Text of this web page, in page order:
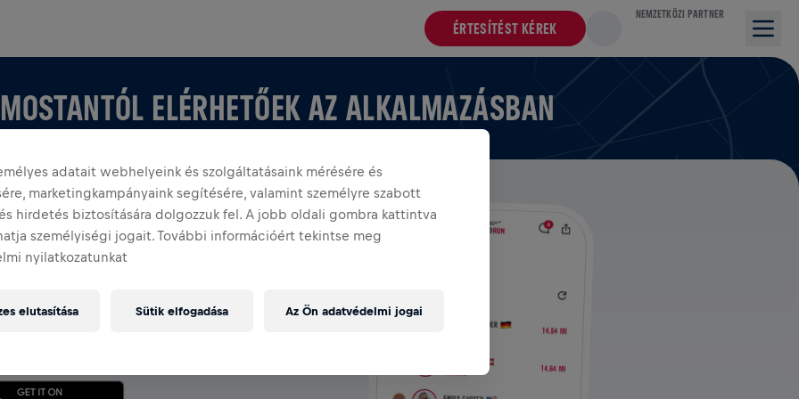
ÉRTESÍTÉST KÉREK
NEMZETKÖZI PARTNER
ELÉRHETŐEK AZ ALKALMAZÁSBAN
AZ ALKALMAZÁSBAN
akár sajátot hozol létre, fedezz fel minden
az alkalmazásban: csevegés, rangsor és
adatait webhelyeink és szolgáltatásaink mérésére és
marketingkampányaink segítésére, valamint személyre szabott
hirdetés biztosítására dolgozzuk fel. A jobb oldali gombra kattintva
személyiségi jogait. További információért tekintse meg
nyilatkozatunkat
Az Ön adatvédelmi jogai
elutasítása Sütik elfogadása